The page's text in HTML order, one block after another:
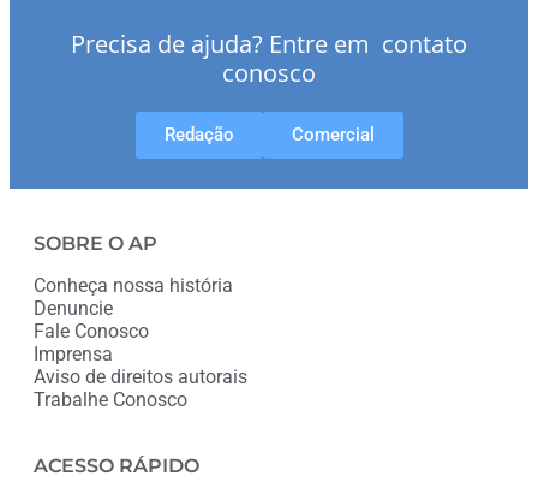
Precisa de ajuda? Entre em contato
conosco
Redação Comercial
SOBRE O AP
Conheça nossa história
Denuncie
Fale Conosco
Imprensa
Aviso de direitos autorais
Trabalhe Conosco
ACESSO RÁPIDO